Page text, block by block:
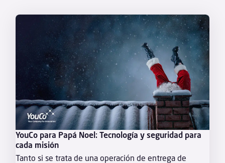
YouCo para Papá Noel: Tecnología y seguridad para
cada misión
Tanto si se trata de una operación de entrega de